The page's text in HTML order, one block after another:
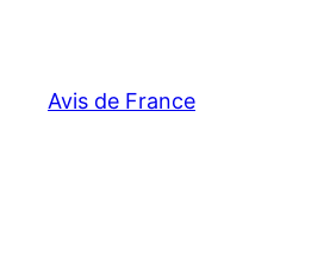
contenu
Avis de France